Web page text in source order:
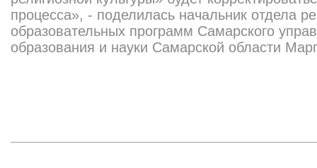
процесса», - поделилась начальник отдела
образовательных программ Самарского
образования и науки Самарской области